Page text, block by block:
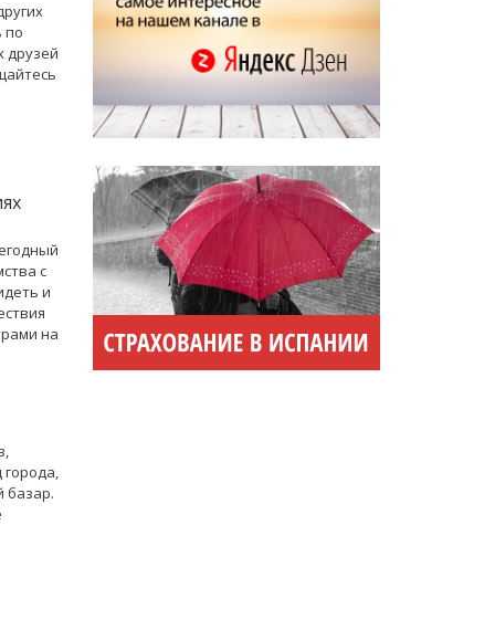
по
друзей
с
и
на
города,
базар.